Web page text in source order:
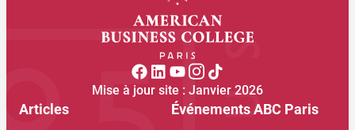
Mise à jour site : Janvier 2026
Articles Événements ABC Paris